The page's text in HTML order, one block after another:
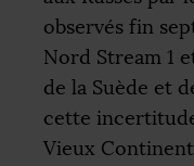
observés fin
Nord Stream 1
de la Suède et
cette
Vieux